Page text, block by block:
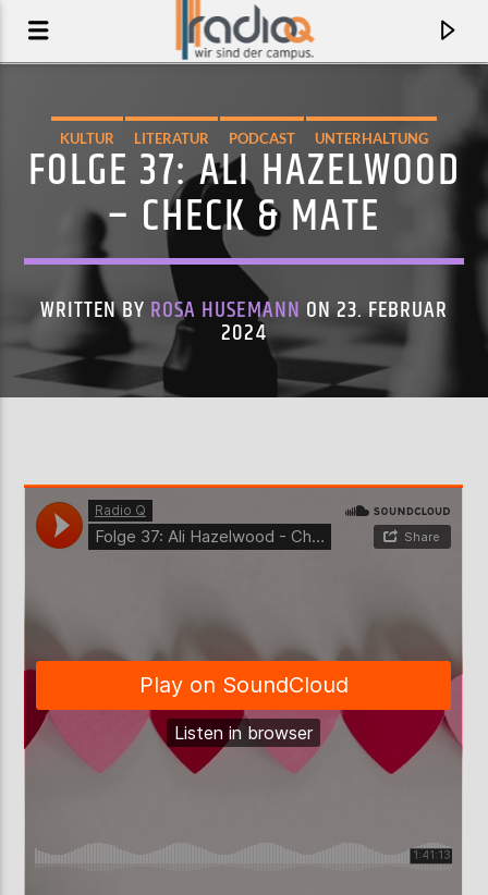
ZU HÖREN IN Münster90,9 MHzSteinfurt103,9 MHz
KULTUR LITERATUR PODCAST UNTERHALTUNG
FOLGE 37: ALI HAZELWOOD
– CHECK & MATE
WRITTEN BY ROSA HUSEMANN ON 23. FEBRUAR
2024